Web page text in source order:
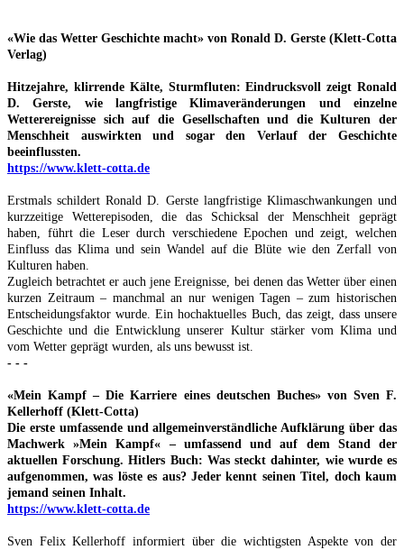
«Wie das Wetter Geschichte macht» von Ronald D. Gerste (Klett-Cotta
Verlag)
Hitzejahre, klirrende Kälte, Sturmfluten: Eindrucksvoll zeigt Ronald
D. Gerste, wie langfristige Klimaveränderungen und einzelne
Wetterereignisse sich auf die Gesellschaften und die Kulturen der
Menschheit auswirkten und sogar den Verlauf der Geschichte
beeinflussten.
https://www.klett-cotta.de
Erstmals schildert Ronald D. Gerste langfristige Klimaschwankungen und
kurzzeitige Wetterepisoden, die das Schicksal der Menschheit geprägt
haben, führt die Leser durch verschiedene Epochen und zeigt, welchen
Einfluss das Klima und sein Wandel auf die Blüte wie den Zerfall von
Kulturen haben.
Zugleich betrachtet er auch jene Ereignisse, bei denen das Wetter über einen
kurzen Zeitraum – manchmal an nur wenigen Tagen – zum historischen
Entscheidungsfaktor wurde. Ein hochaktuelles Buch, das zeigt, dass unsere
Geschichte und die Entwicklung unserer Kultur stärker vom Klima und
vom Wetter geprägt wurden, als uns bewusst ist.
- - -
«Mein Kampf – Die Karriere eines deutschen Buches» von Sven F.
Kellerhoff (Klett-Cotta)
Die erste umfassende und allgemeinverständliche Aufklärung über das
Machwerk »Mein Kampf« – umfassend und auf dem Stand der
aktuellen Forschung. Hitlers Buch: Was steckt dahinter, wie wurde es
aufgenommen, was löste es aus? Jeder kennt seinen Titel, doch kaum
jemand seinen Inhalt.
https://www.klett-cotta.de
Sven Felix Kellerhoff informiert über die wichtigsten Aspekte von der